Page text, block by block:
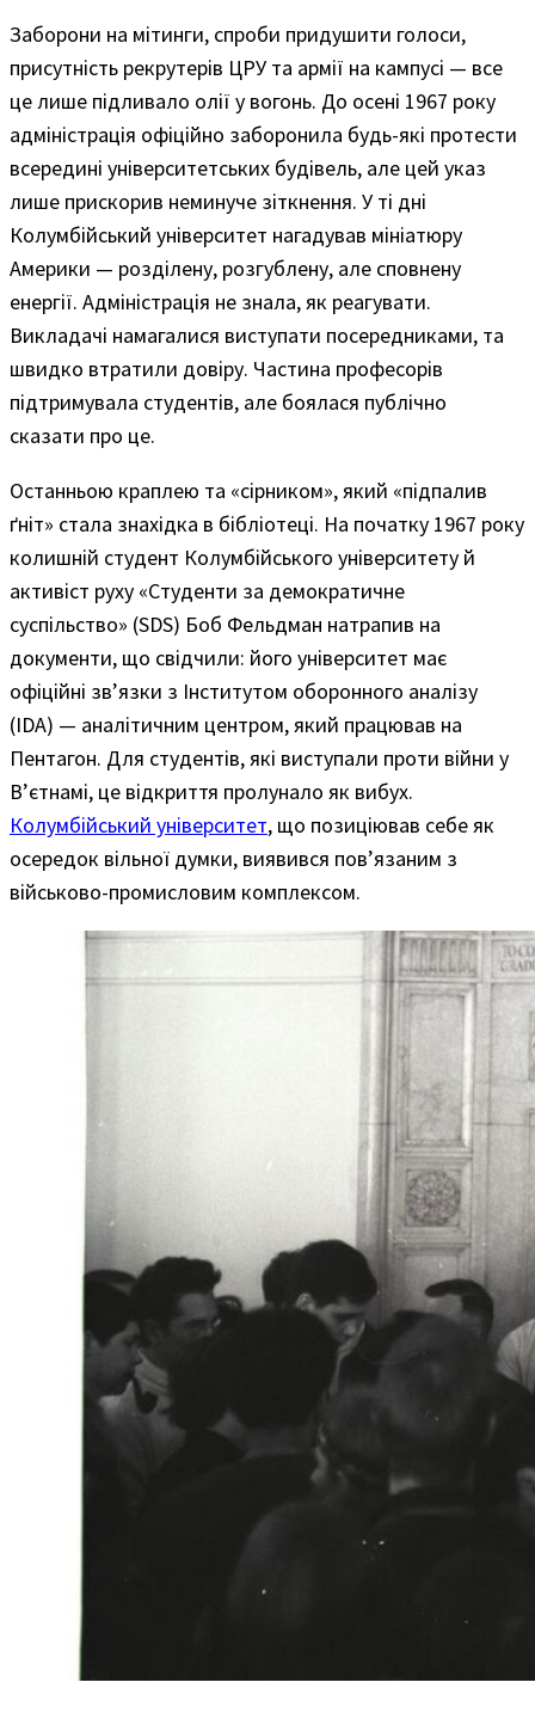
Заборони на мітинги, спроби придушити голоси,
присутність рекрутерів ЦРУ та армії на кампусі — все
це лише підливало олії у вогонь. До осені 1967 року
адміністрація офіційно заборонила будь-які протести
всередині університетських будівель, але цей указ
лише прискорив неминуче зіткнення. У ті дні
Колумбійський університет нагадував мініатюру
Америки — розділену, розгублену, але сповнену
енергії. Адміністрація не знала, як реагувати.
Викладачі намагалися виступати посередниками, та
швидко втратили довіру. Частина професорів
підтримувала студентів, але боялася публічно
сказати про це.
Останньою краплею та «сірником», який «підпалив
ґніт» стала знахідка в бібліотеці. На початку 1967 року
колишній студент Колумбійського університету й
активіст руху «Студенти за демократичне
суспільство» (SDS) Боб Фельдман натрапив на
документи, що свідчили: його університет має
офіційні зв’язки з Інститутом оборонного аналізу
(IDA) — аналітичним центром, який працював на
Пентагон. Для студентів, які виступали проти війни у
В’єтнамі, це відкриття пролунало як вибух.
Колумбійський університет, що позиціював себе як
осередок вільної думки, виявився пов’язаним з
військово-промисловим комплексом.